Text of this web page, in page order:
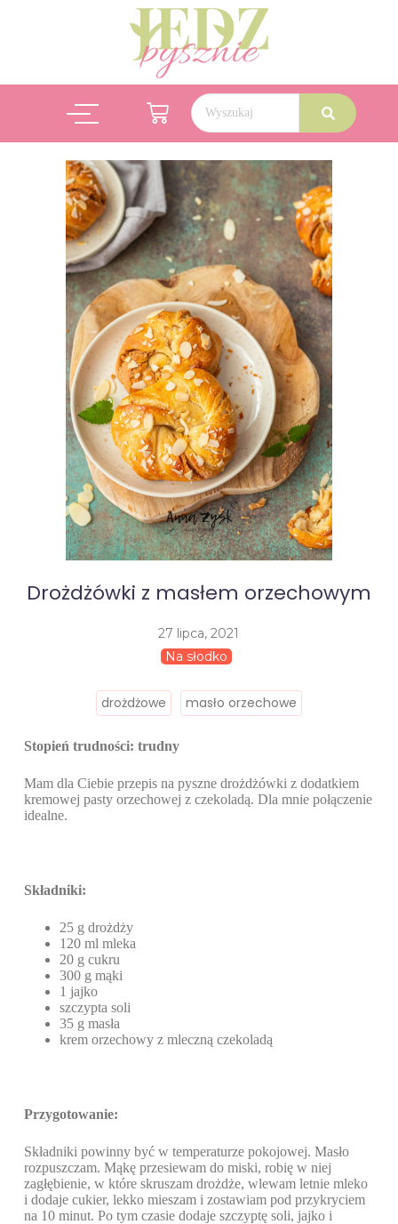
Drożdżówki z masłem orzechowym
27 lipca, 2021
Na słodko
drożdżowe masło orzechowe
Stopień trudności: trudny
Mam dla Ciebie przepis na pyszne drożdżówki z dodatkiem
kremowej pasty orzechowej z czekoladą. Dla mnie połączenie
idealne.
Składniki:
25 g drożdży
120 ml mleka
20 g cukru
300 g mąki
1 jajko
szczypta soli
35 g masła
krem orzechowy z mleczną czekoladą
Przygotowanie:
Składniki powinny być w temperaturze pokojowej. Masło
rozpuszczam. Mąkę przesiewam do miski, robię w niej
zagłębienie, w które skruszam drożdże, wlewam letnie mleko
i dodaje cukier, lekko mieszam i zostawiam pod przykryciem
na 10 minut. Po tym czasie dodaje szczyptę soli, jajko i